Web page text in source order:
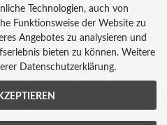
ZAHLUNG
Kreditkarte
Technologien, auch von
Funktionsweise der Website zu
Angebotes zu analysieren und
bieten zu können. Weitere
Datenschutzerklärung.